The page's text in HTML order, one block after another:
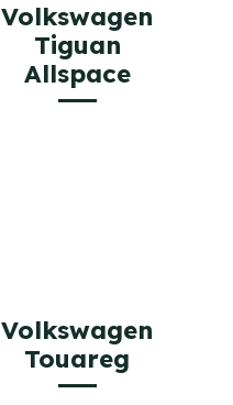
Volkswagen
Tiguan
Allspace
Volkswagen
Touareg